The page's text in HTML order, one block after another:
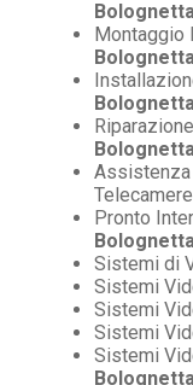
Bolognetta
Montaggio
Bolognetta
Bolognetta
Bolognetta
Telecamere
Pronto
Bolognetta
Sistemi di
Sistemi
Sistemi
Sistemi
Sistemi
Bolognetta